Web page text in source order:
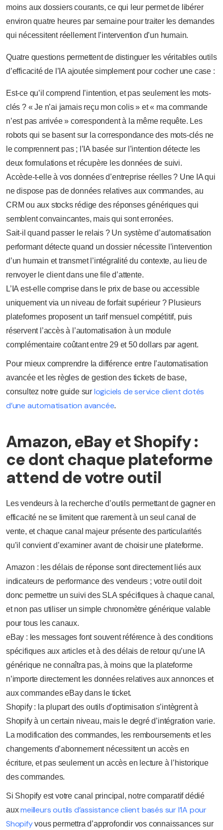
moins aux dossiers courants, ce qui leur permet de libérer
environ quatre heures par semaine pour traiter les demandes
qui nécessitent réellement l’intervention d’un humain.
Quatre questions permettent de distinguer les véritables outils
d’efficacité de l’IA ajoutée simplement pour cocher une case :
Est-ce qu’il comprend l’intention, et pas seulement les mots-
clés ? « Je n’ai jamais reçu mon colis » et « ma commande
n’est pas arrivée » correspondent à la même requête. Les
robots qui se basent sur la correspondance des mots-clés ne
le comprennent pas ; l’IA basée sur l’intention détecte les
deux formulations et récupère les données de suivi.
Accède-t-elle à vos données d’entreprise réelles ? Une IA qui
ne dispose pas de données relatives aux commandes, au
CRM ou aux stocks rédige des réponses génériques qui
semblent convaincantes, mais qui sont erronées.
Sait-il quand passer le relais ? Un système d’automatisation
performant détecte quand un dossier nécessite l’intervention
d’un humain et transmet l’intégralité du contexte, au lieu de
renvoyer le client dans une file d’attente.
L’IA est-elle comprise dans le prix de base ou accessible
uniquement via un niveau de forfait supérieur ? Plusieurs
plateformes proposent un tarif mensuel compétitif, puis
réservent l’accès à l’automatisation à un module
complémentaire coûtant entre 29 et 50 dollars par agent.
Pour mieux comprendre la différence entre l’automatisation
avancée et les règles de gestion des tickets de base,
consultez notre guide sur logiciels de service client dotés
d’une automatisation avancée.
Amazon, eBay et Shopify :
ce dont chaque plateforme
attend de votre outil
Les vendeurs à la recherche d’outils permettant de gagner en
efficacité ne se limitent que rarement à un seul canal de
vente, et chaque canal majeur présente des particularités
qu’il convient d’examiner avant de choisir une plateforme.
Amazon : les délais de réponse sont directement liés aux
indicateurs de performance des vendeurs ; votre outil doit
donc permettre un suivi des SLA spécifiques à chaque canal,
et non pas utiliser un simple chronomètre générique valable
pour tous les canaux.
eBay : les messages font souvent référence à des conditions
spécifiques aux articles et à des délais de retour qu’une IA
générique ne connaîtra pas, à moins que la plateforme
n’importe directement les données relatives aux annonces et
aux commandes eBay dans le ticket.
Shopify : la plupart des outils d’optimisation s’intègrent à
Shopify à un certain niveau, mais le degré d’intégration varie.
La modification des commandes, les remboursements et les
changements d’abonnement nécessitent un accès en
écriture, et pas seulement un accès en lecture à l’historique
des commandes.
Si Shopify est votre canal principal, notre comparatif dédié
auxmeilleurs outils d’assistance client basés sur l’IA pour
Shopifyvous permettra d’approfondir vos connaissances sur